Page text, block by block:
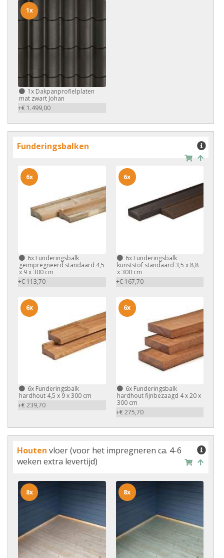
1x Dakpanprofielplaten
mat zwart Johan
+€ 1.499,00
1x
Funderingsbalken
6x Funderingsbalk
geïmpregneerd standaard 4,5
x 9 x 300 cm
+€ 113,70
6x
6xFunderingsbalk
kunststof standaard 3,5 x 8,8
x 300 cm
+€ 167,70
6x
6x Funderingsbalk
hardhout 4,5 x 9 x 300 cm
+€ 239,70
6x
6xFunderingsbalk
hardhout fijnbezaagd 4 x 20 x
300 cm
+€ 275,70
6x
Houten vloer (voor het impregneren ca. 4-6
weken extra levertijd)
8x 8x